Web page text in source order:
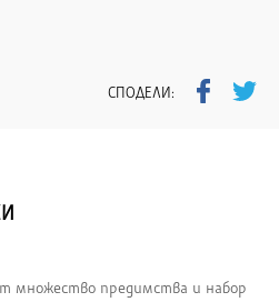
СПОДЕЛИ:
множество предимства и набор